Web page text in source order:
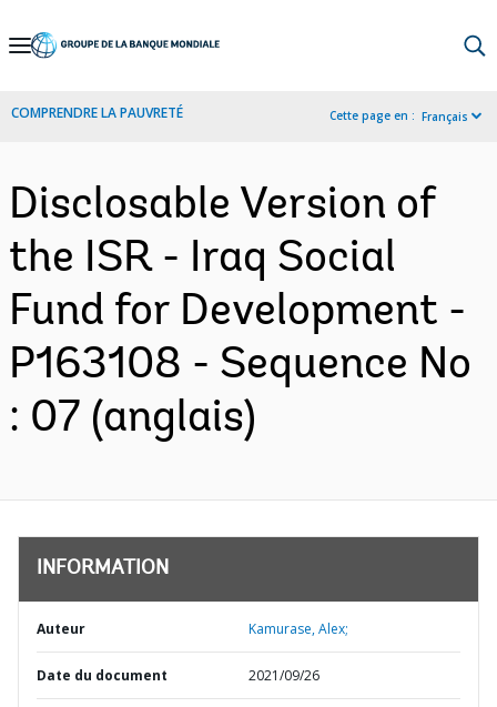
Skip
Navigation
COMPRENDRE LA PAUVRETÉ Cette page en : Français
Disclosable Version of
the ISR - Iraq Social
Fund for Development -
P163108 - Sequence No
: 07 (anglais)
INFORMATION
Auteur Kamurase, Alex;
Date du document 2021/09/26